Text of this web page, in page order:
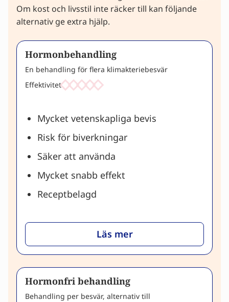
Om kost och livsstil inte räcker till kan följande
alternativ ge extra hjälp.
Hormonbehandling
En behandling för flera klimakteriebesvär
Effektivitet
Mycket vetenskapliga bevis
Risk för biverkningar
Säker att använda
Mycket snabb effekt
Receptbelagd
Läs mer
Hormonfri behandling
Behandling per besvär, alternativ till